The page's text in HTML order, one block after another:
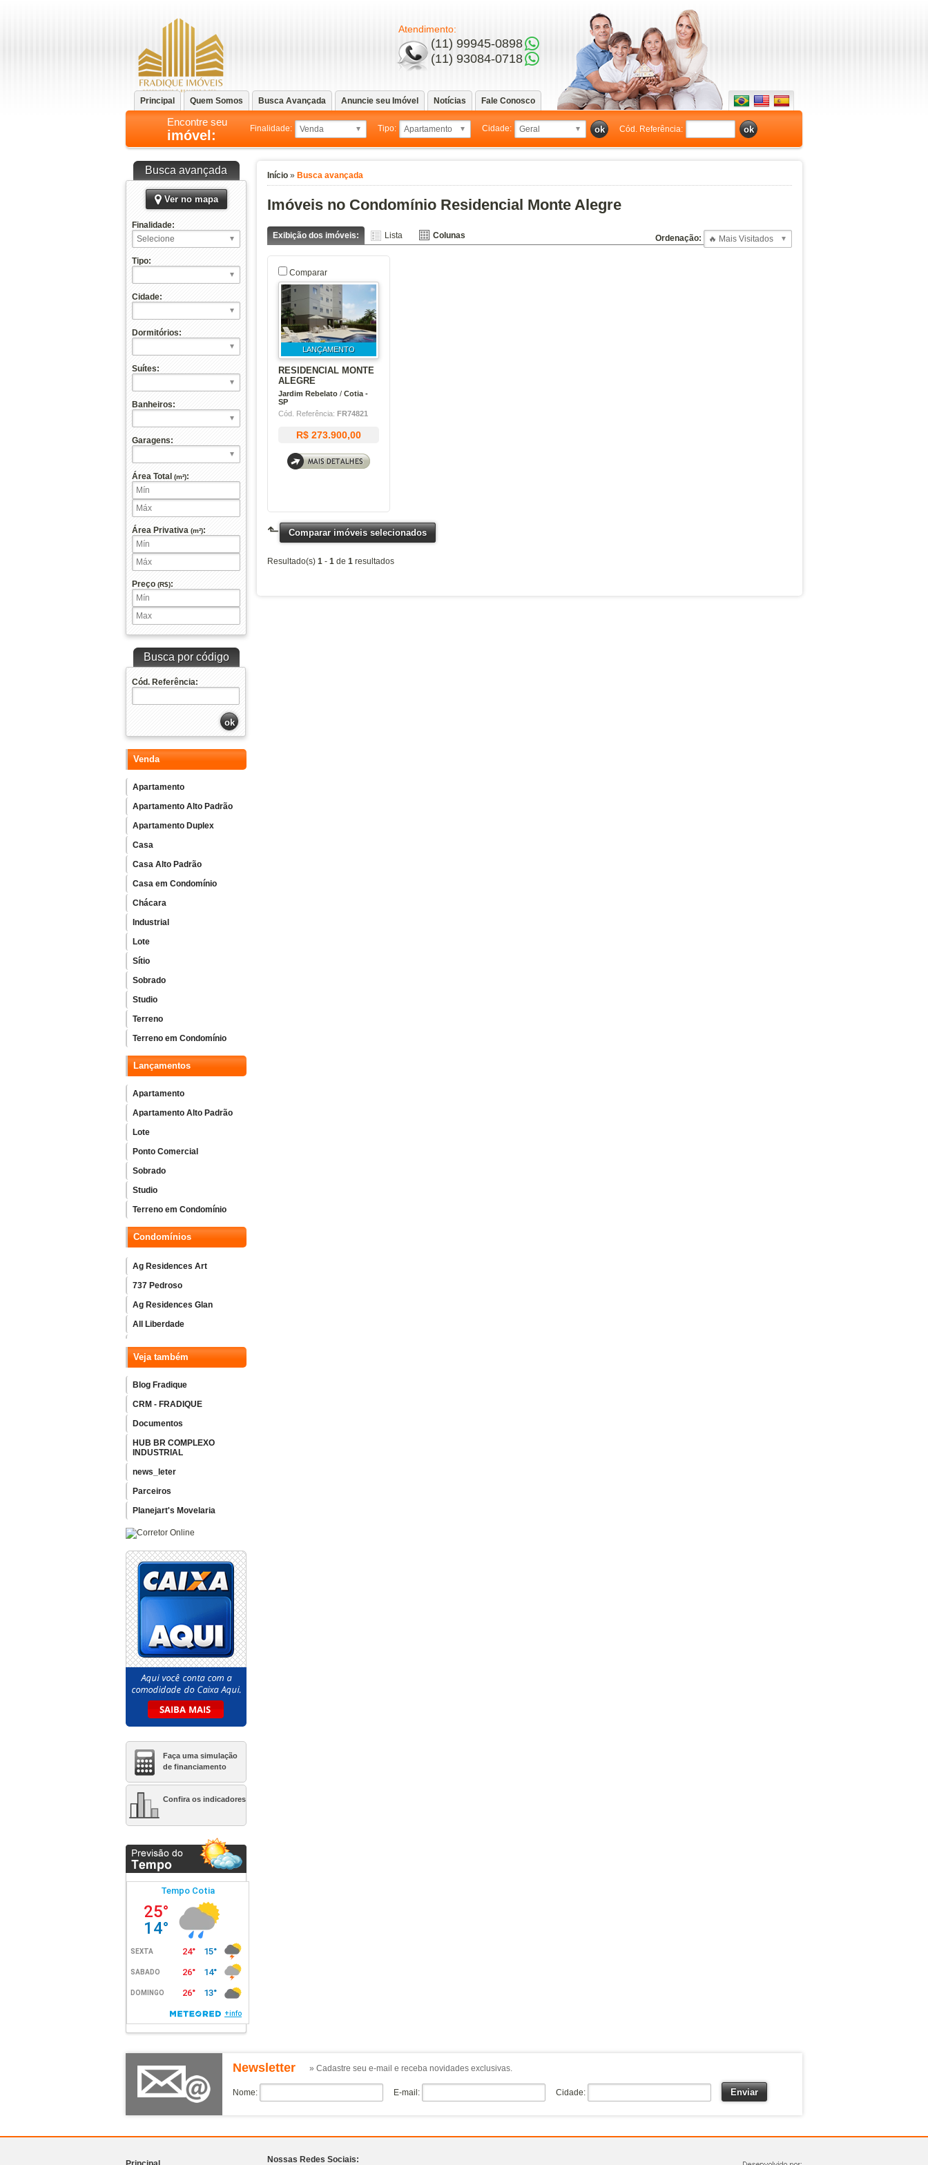
Atendimento:
(11) 99945-0898
(11) 93084-0718
Principal Quem Somos Busca Avançada Anuncie seu Imóvel Notícias Fale Conosco
Encontre seu
imóvel: Finalidade: Tipo: Cidade: Cód. Referência:
Início » Busca avançada
Imóveis no Condomínio Residencial Monte Alegre
Exibição dos imóveis: Lista Colunas Ordenação:
Comparar
LANÇAMENTO
RESIDENCIAL MONTE
ALEGRE
Jardim Rebelato / Cotia -
SP
Cód. Referência: FR74821
R$ 273.900,00
⬑ Comparar imóveis selecionados
Resultado(s) 1 - 1 de 1 resultados
Busca avançada
Ver no mapa
Finalidade:
Tipo:
Cidade:
Dormitórios:
Suítes:
Banheiros:
Garagens:
Área Total (m²):
Área Privativa (m²):
Preço (R$):
Busca por código
Cód. Referência:
Venda
Apartamento
Apartamento Alto Padrão
Apartamento Duplex
Casa
Casa Alto Padrão
Casa em Condomínio
Chácara
Industrial
Lote
Sítio
Sobrado
Studio
Terreno
Terreno em Condomínio
Lançamentos
Apartamento
Apartamento Alto Padrão
Lote
Ponto Comercial
Sobrado
Studio
Terreno em Condomínio
Condomínios
Ag Residences Art
737 Pedroso
Ag Residences Glan
All Liberdade
Arch Home Vila Mariana
Ascent Paulista
Atmosfera Vila Mariana
B.long - Ibirapuera
Bem Moema
Boulevard Dialogo Butanta
Caminhos da Lapa Elo
Caminhos da Lapa Home
Catania Hills
Clube Life Granja Vianna
Condominio Clube Monet
Granja Vianna
Condominio Esfera
Condomínio Jerivás
Condominio Saint Benjamin
Conquista Granja Viana
Cyrela Iconyc The
Residences
Di Napoli
Elife Mandaqui
Elo Duo Caminhos da Lapa
Exclusive Tatuapé
Florada Raizes
Fort Aricanduva
Gran Diálogo - Granhome
Club
Gran Home Club Vila Matilde
Grand Metropolitan Butanta
Haus Mitre Campo Belo
Haus Mitre Vila Clementino
Havva
Helbor B Liv
Helbor Pateo Sao Paulo
Veja também
Blog Fradique
CRM - FRADIQUE
Documentos
HUB BR COMPLEXO
INDUSTRIAL
news_leter
Parceiros
Planejart's Movelaria
Faça uma simulação
de financiamento
Confira os indicadores
Newsletter » Cadastre seu e-mail e receba novidades exclusivas.
Nome: E-mail: Cidade:
Nossas Redes Sociais: